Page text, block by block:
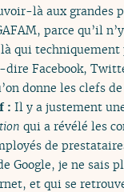
là aux grandes
parce qu’il
qui techniquement
Facebook,
donne les clefs
:Il y a justement
qui a révélé les
de
Google, je ne sais
et qui se